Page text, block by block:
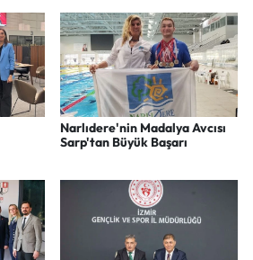
Narlıdere'nin Madalya Avcısı
Sarp'tan Büyük Başarı